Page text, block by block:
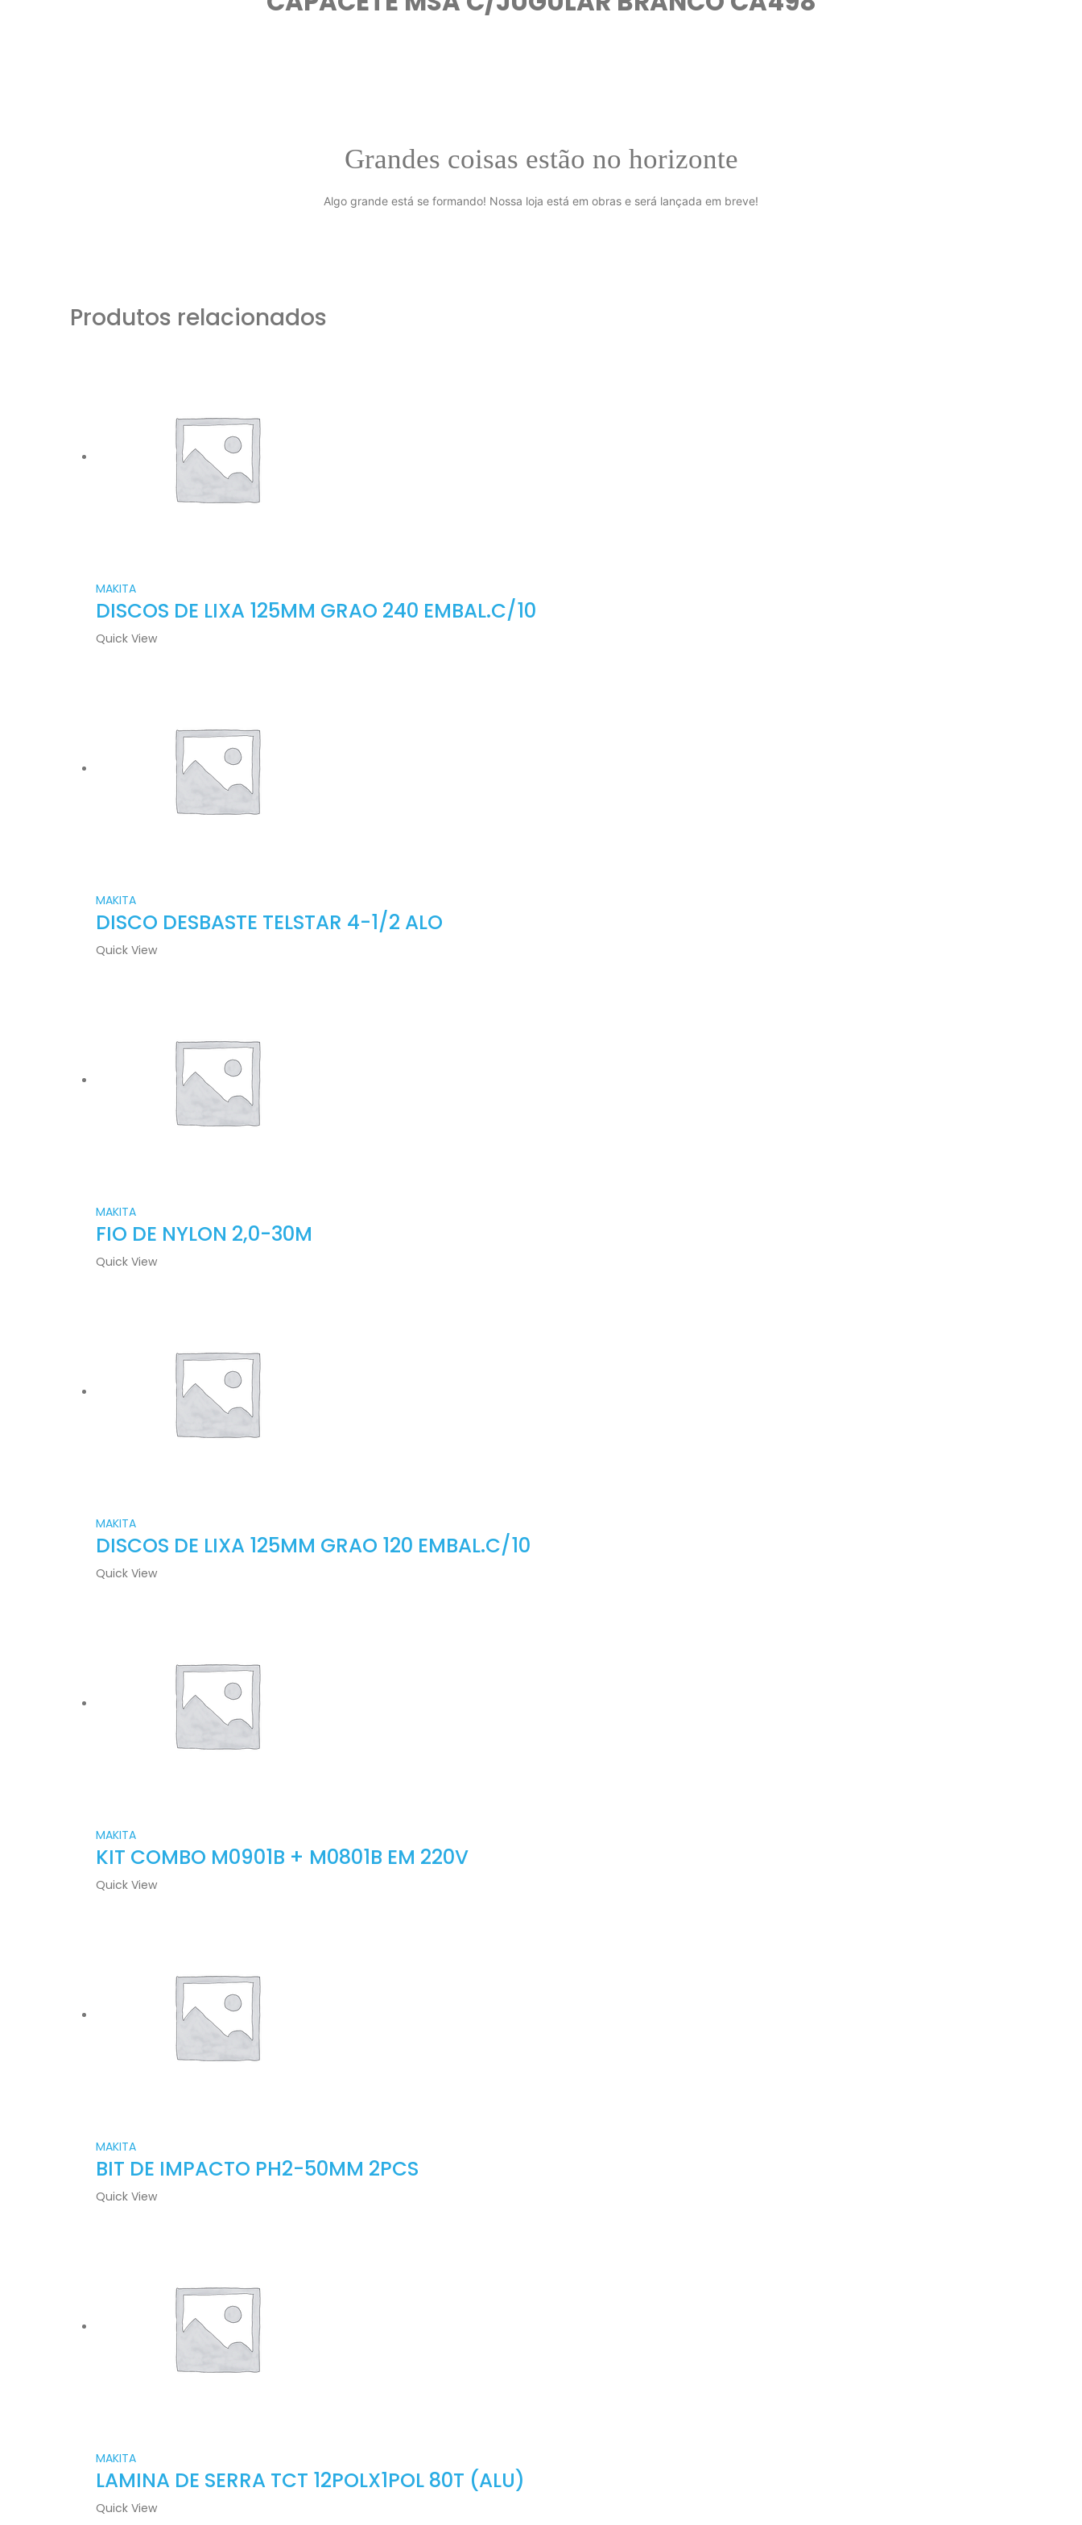
Grandes coisas estão no horizonte
Algo grande está se formando! Nossa loja está em obras e será lançada em breve!
Produtos relacionados
MAKITA
DISCOS DE LIXA 125MM GRAO 240 EMBAL.C/10
Quick View
MAKITA
DISCO DESBASTE TELSTAR 4-1/2 ALO
Quick View
MAKITA
FIO DE NYLON 2,0-30M
Quick View
MAKITA
DISCOS DE LIXA 125MM GRAO 120 EMBAL.C/10
Quick View
MAKITA
KIT COMBO M0901B + M0801B EM 220V
Quick View
MAKITA
BIT DE IMPACTO PH2-50MM 2PCS
Quick View
MAKITA
LAMINA DE SERRA TCT 12POLX1POL 80T (ALU)
Quick View